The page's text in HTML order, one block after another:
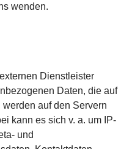
wenden.
Dienstleister
Daten, die auf
auf den Servern
kann es sich v. a. um IP-
und